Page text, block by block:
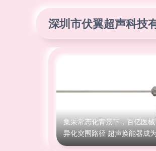
深圳市伏翼超声科技
集采常态化背景下，百亿医
异化突围路径 超声换能器成